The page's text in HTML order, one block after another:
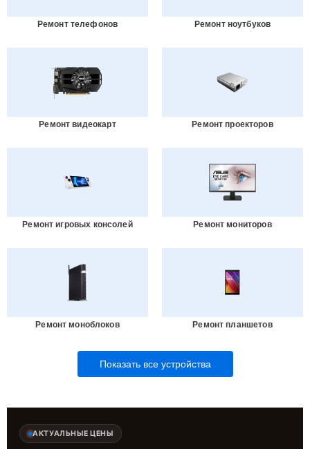
Ремонт телефонов Ремонт ноутбуков
Ремонт видеокарт Ремонт проекторов
Ремонт игровых консолей Ремонт мониторов
Ремонт моноблоков Ремонт планшетов
Показать все устройства
АКТУАЛЬНЫЕ ЦЕНЫ